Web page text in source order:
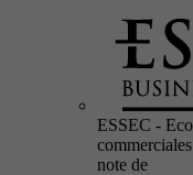
ESSEC -
commerciales
note de